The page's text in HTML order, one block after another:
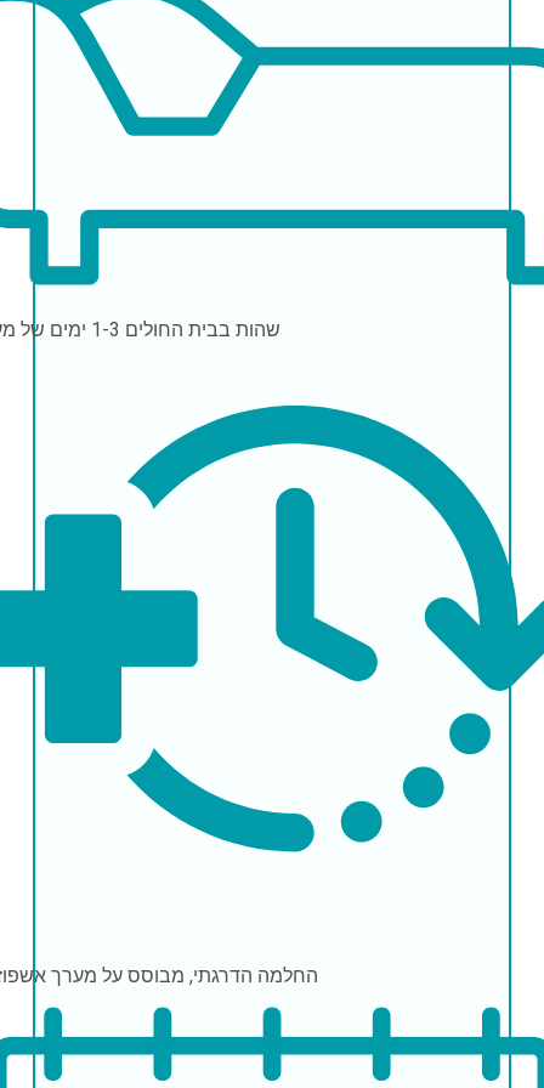
שהות בבית החולים 1-3 ימים של מעקב
החלמה הדרגתי, מבוסס על מערך